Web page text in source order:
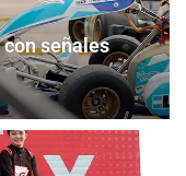
con señales